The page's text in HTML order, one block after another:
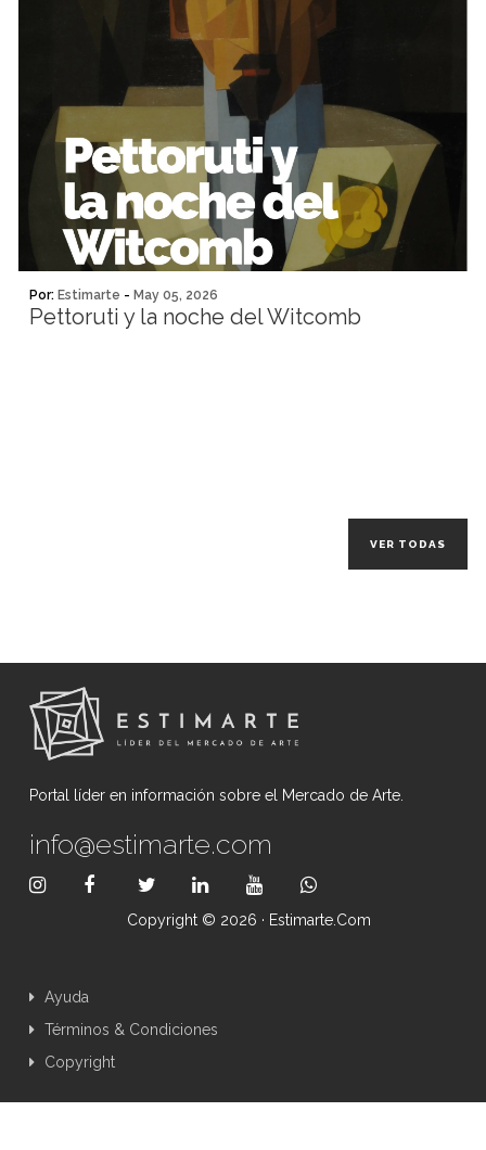
Por: Estimarte - May 05, 2026
Pettoruti y la noche del Witcomb
VER TODAS
Portal líder en información sobre el Mercado de Arte.
info@estimarte.com
Copyright © 2026 · Estimarte.com
Ayuda
Términos & Condiciones
Copyright